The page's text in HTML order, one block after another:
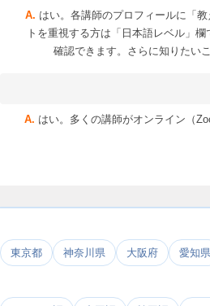
はい。各講師のプロフィールに「
トを重視する方は「日本語レベル」
確認できます。さらに知りたい
はい。多くの講師がオンライン（
東京都 神奈川県 大阪府 愛知県